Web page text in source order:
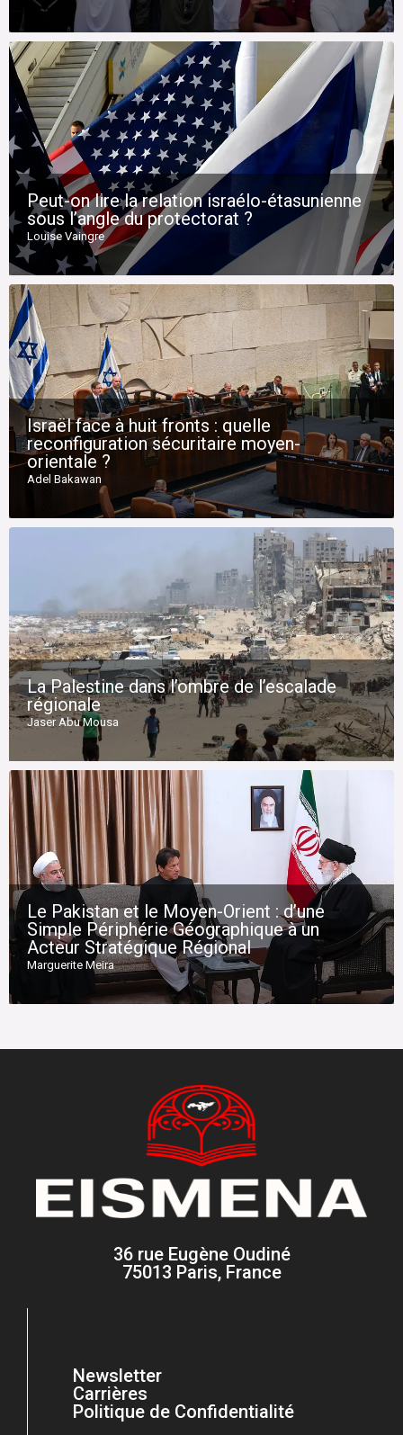
Peut-on lire la relation israélo-étasunienne
sous l’angle du protectorat ?
Louise Vaingre
Israël face à huit fronts : quelle
reconfiguration sécuritaire moyen-
orientale ?
Adel Bakawan
La Palestine dans l’ombre de l’escalade
régionale
Jaser Abu Mousa
Le Pakistan et le Moyen-Orient : d’une
Simple Périphérie Géographique à un
Acteur Stratégique Régional
Marguerite Meira
36 rue Eugène Oudiné
75013 Paris, France
Newsletter
Carrières
Politique de Confidentialité